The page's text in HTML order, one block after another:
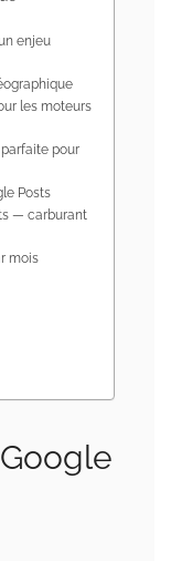
enjeu
les moteurs
parfaite pour
Posts
— carburant
mois